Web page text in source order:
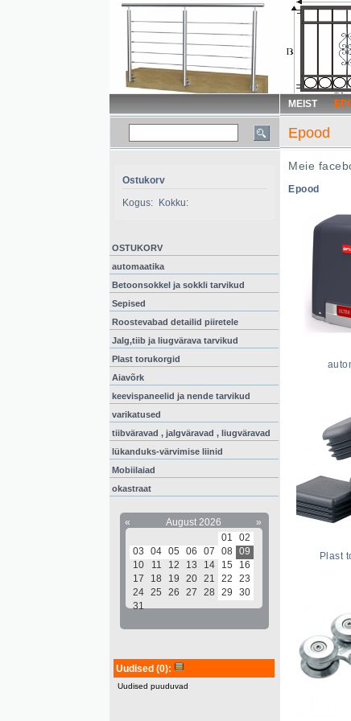
MEIST
Epood
Ostukorv
Kogus:
Kokku:
OSTUKORV
automaatika
Betoonsokkel ja sokkli tarvikud
Sepised
Roostevabad detailid piiretele
Jalg,tiib ja liugvärava tarvikud
Plast torukorgid
Aiavõrk
keevispaneelid ja nende tarvikud
varikatused
tiibväravad , jalgväravad , liugväravad
lükanduks-värvimise liinid
Mobiilaiad
okastraat
« August 2026
»
01
02
03
04 05 06 07 08 09
10
11 12 13 14 15
16
17
18 19 20 21 22
23
24 25 26 27 28 29
30
31
Uudised (0):
Uudised puuduvad
Meie
Epood
Plast